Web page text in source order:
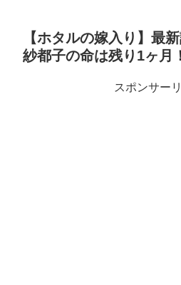
【ホタルの嫁入り】最
紗都子の命は残り1ヶ月
スポンサー